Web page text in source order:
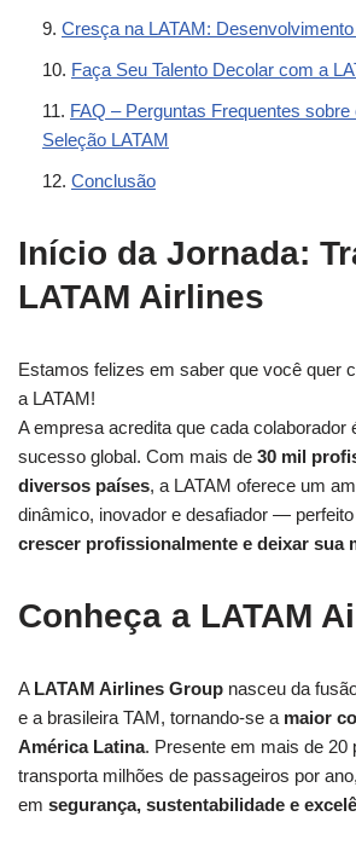
Cresça na LATAM:
Faça Seu Talento Decolar com a
FAQ – Perguntas Frequentes
Seleção LATAM
Conclusão
Início da Jornada:
LATAM Airlines
Estamos felizes em saber que você quer
a LATAM!
A empresa acredita que cada colaborador
sucesso global. Com mais de 30 mil
diversos países, a LATAM oferece um
dinâmico, inovador e desafiador —
crescer profissionalmente e deixar sua
Conheça a LATAM
A LATAM Airlines Group nasceu da
e a brasileira TAM, tornando-se a maior
América Latina. Presente em mais de 20
transporta milhões de passageiros por
em segurança, sustentabilidade e